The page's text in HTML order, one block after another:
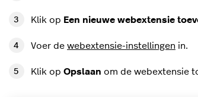
Klik op Een nieuwe webextensie
Voer de webextensie-instellingen in.
Klik op Opslaan om de webextensie